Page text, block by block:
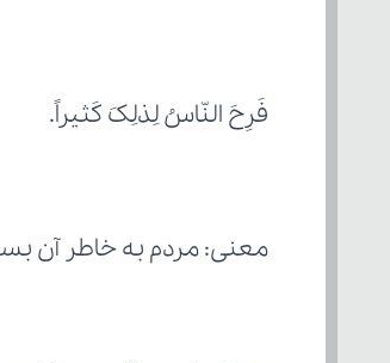
فَرِحَ النّاسُ لِذلِکَ کَثیراً.
معنی: مردم به خاطر آن